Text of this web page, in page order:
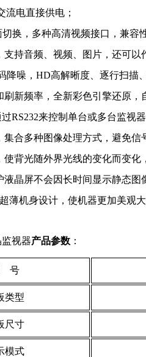
流电直接供电；
换，多种高清视频接口，兼容
支持音频、视频、图片，还可以
降噪， HD高解晰度、逐行扫描
刷新频率，全新彩色引擎还原，
RS232来控制单台或多台监视
集合多种图像处理方式，避免信
背光随外界光线的变化而变化
晶屏不会因长时间显示静态图
薄机身设计，使机器更加美观
视器产品参数 ：
号
类型
尺寸
模式